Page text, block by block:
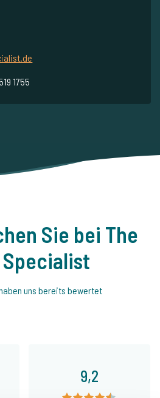
1755
Sie bei The
Specialist
uns bereits bewertet
9,2